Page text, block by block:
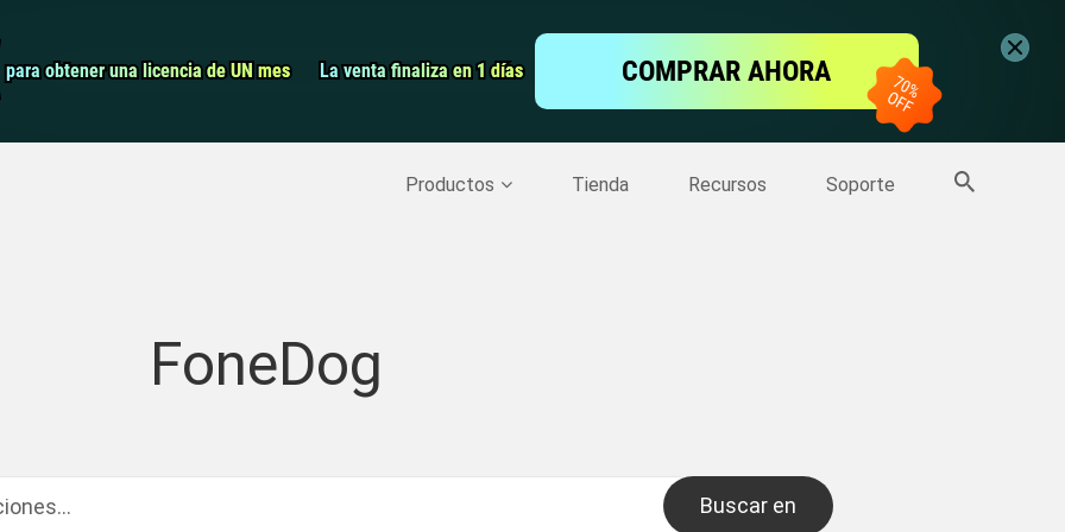
para obtener una licencia de UN mes
para obtener una licencia de UN mes La venta finaliza en 1 días
La venta finaliza en 1 días COMPRAR AHORA
Productos Tienda Recursos Soporte
Grabador de pantalla
Copia de seguridad del iPhone >> Más productos
FoneDog
Buscar en